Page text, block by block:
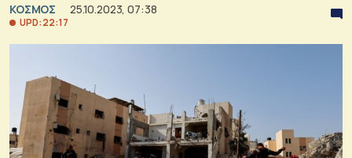
ΚΟΣΜΟΣ 25.10.2023, 07:38
UPD: 22:17